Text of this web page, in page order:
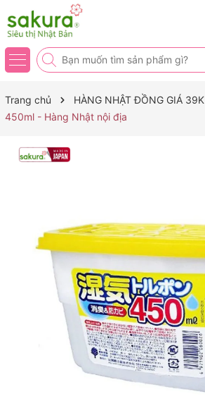
Trang chủ HÀNG NHẬT ĐỒNG GIÁ 39K
450ml - Hàng Nhật nội địa